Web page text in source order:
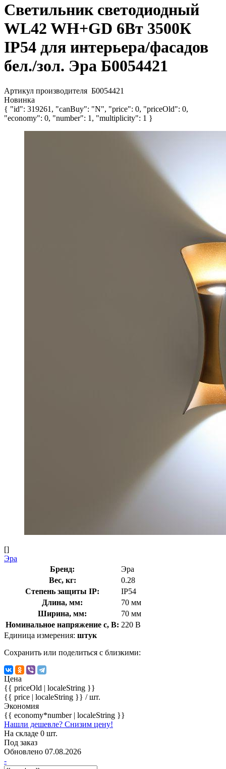
Светильник светодиодный
WL42 WH+GD 6Вт 3500К
IP54 для интерьера/фасадов
бел./зол. Эра Б0054421
Артикул производителя Б0054421
Новинка
{ "id": 319261, "canBuy": "N", "price": 0, "priceOld": 0,
"economy": 0, "number": 1, "multiplicity": 1 }
[]
Эра
Бренд:
Эра
Вес, кг:
0.28
Степень защиты IP:
IP54
Длина, мм:
70 мм
Ширина, мм:
70 мм
Номинальное напряжение с, В: 220 В
Единица измерения: штук
Сохранить или поделиться с близкими:
Цена
{{ priceOld | localeString }}
{{ price | localeString }} / шт.
Экономия
{{ economy*number | localeString }}
Нашли дешевле? Снизим цену!
На складе 0 шт.
Под заказ
Обновлено 07.08.2026
-